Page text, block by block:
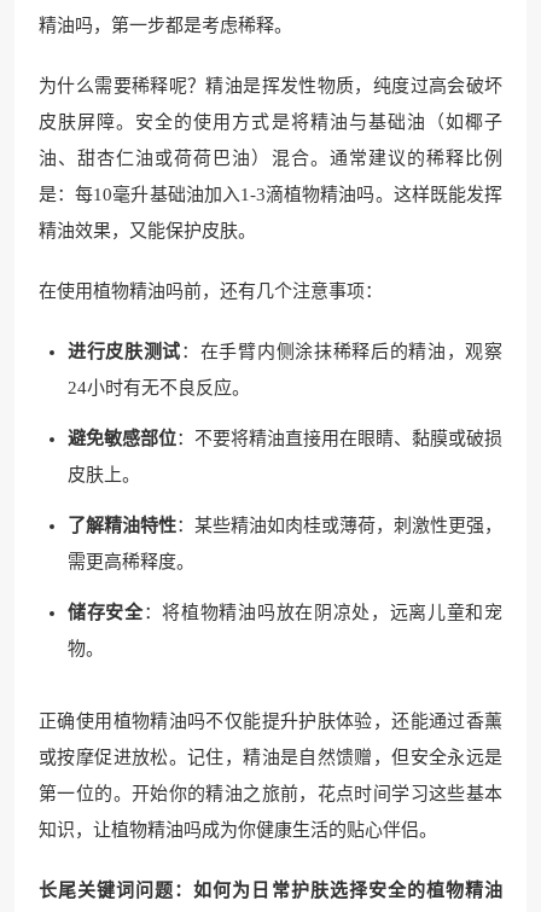
精油吗，第一步都是考虑稀释。
为什么需要稀释呢？精油是挥发性物质，纯度过高会破坏
皮肤屏障。安全的使用方式是将精油与基础油（如椰子
油、甜杏仁油或荷荷巴油）混合。通常建议的稀释比例
是：每10毫升基础油加入1-3滴植物精油吗。这样既能发挥
精油效果，又能保护皮肤。
在使用植物精油吗前，还有几个注意事项：
进行皮肤测试：在手臂内侧涂抹稀释后的精油，观察
24小时有无不良反应。
避免敏感部位：不要将精油直接用在眼睛、黏膜或破损
皮肤上。
了解精油特性：某些精油如肉桂或薄荷，刺激性更强，
需更高稀释度。
储存安全：将植物精油吗放在阴凉处，远离儿童和宠
物。
正确使用植物精油吗不仅能提升护肤体验，还能通过香薰
或按摩促进放松。记住，精油是自然馈赠，但安全永远是
第一位的。开始你的精油之旅前，花点时间学习这些基本
知识，让植物精油吗成为你健康生活的贴心伴侣。
长尾关键词问题：如何为日常护肤选择安全的植物精油